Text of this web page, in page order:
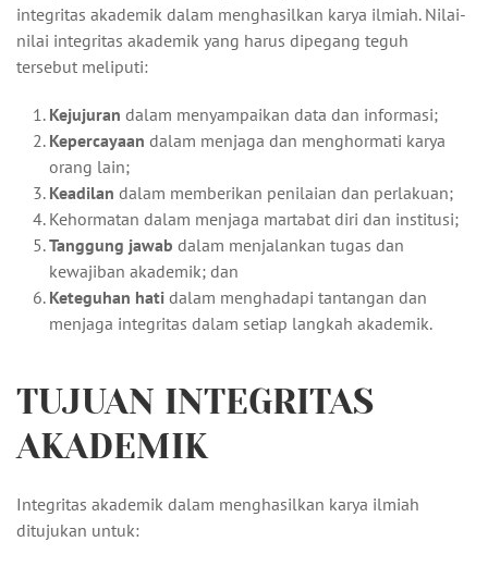
integritas akademik dalam menghasilkan karya ilmiah. Nilai-
nilai integritas akademik yang harus dipegang teguh
tersebut meliputi:
Kejujuran dalam menyampaikan data dan informasi;
Kepercayaan dalam menjaga dan menghormati karya
orang lain;
Keadilan dalam memberikan penilaian dan perlakuan;
Kehormatan dalam menjaga martabat diri dan institusi;
Tanggung jawab dalam menjalankan tugas dan
kewajiban akademik; dan
Keteguhan hati dalam menghadapi tantangan dan
menjaga integritas dalam setiap langkah akademik.
TUJUAN INTEGRITAS
AKADEMIK
Integritas akademik dalam menghasilkan karya ilmiah
ditujukan untuk: